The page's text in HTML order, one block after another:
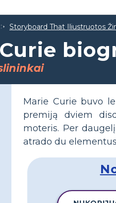
Storyboard That Iliustruotos
Marie Curie buvo
premiją dviem
moteris. Per
atrado du